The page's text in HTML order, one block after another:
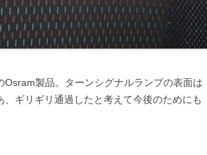
製品。ターンシグナルランプの表面は
ギリギリ通過したと考えて今後のためにも